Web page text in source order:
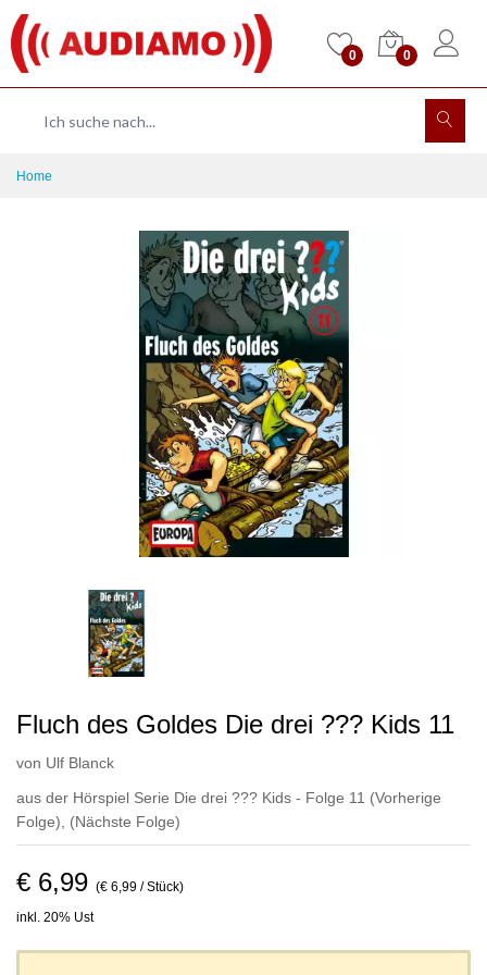
0 0
Home
Fluch des Goldes Die drei ??? Kids 11
von Ulf Blanck
aus der Hörspiel Serie Die drei ??? Kids - Folge 11 (Vorherige
Folge)
(Nächste Folge)
€ 6,99 (€ 6,99 / Stück)
inkl. 20% Ust